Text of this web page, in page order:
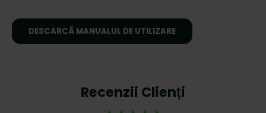
DESCARCĂ MANUALUL DE UTILIZARE
Recenzii Clienți